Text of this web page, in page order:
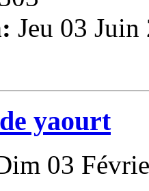
Jeu 03
yaourt
03